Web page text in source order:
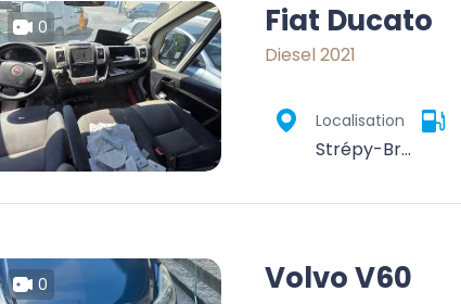
0 Fiat Ducato
Diesel 2021
Localisation
Strépy-Bracquegnies, La Louvière, Hainaut, Wallonie, 7110, Belgique
0 Volvo V60